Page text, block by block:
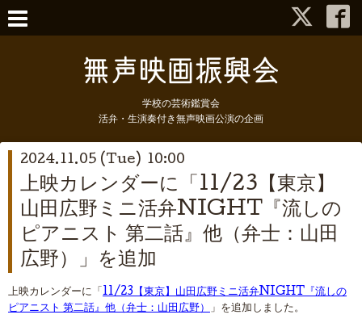
学校の芸術鑑賞会
活弁・生演奏付き無声映画公演の企画
2024.11.05 (Tue) 10:00
上映カレンダーに「11/23【東京】
山田広野ミニ活弁NIGHT『流しの
ピアニスト 第二話』他（弁士：山田
広野）」を追加
上映カレンダーに「 11/23【東京】山田広野ミニ活弁NIGHT『流しの
ピアニスト 第二話』他（弁士：山田広野） 」を追加しました。